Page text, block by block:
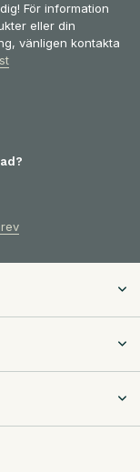
För information
eller din
vänligen kontakta